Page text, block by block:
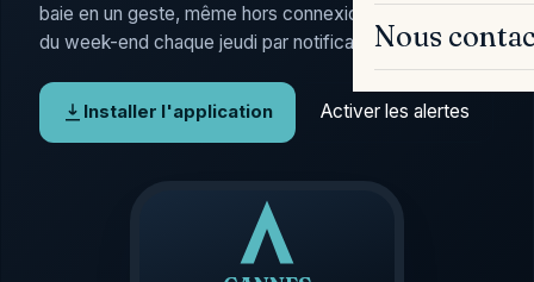
Nous
baie en un geste, même hors connexion, et l'Agenda
du week-end chaque jeudi par notification.
Installer l'application Activer les alertes